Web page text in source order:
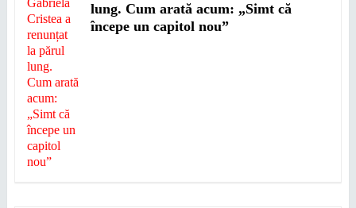
lung. Cum arată acum: „Simt că
începe un capitol nou”